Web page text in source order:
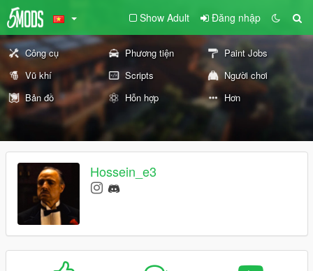
Show Adult Đăng nhập
Công cụ Phương tiện
Paint Jobs
Vũ khí
Scripts
Người chơi
Bản đồ
Hỗn hợp Hơn
Hossein_e3